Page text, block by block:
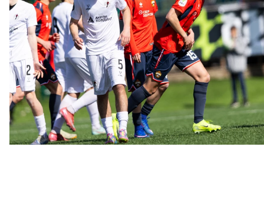
ЮФЛ U17 | ПФК ЦСКА - Акрон - Академия Коноплёва
26 АПРЕЛЯ 2026 18:11